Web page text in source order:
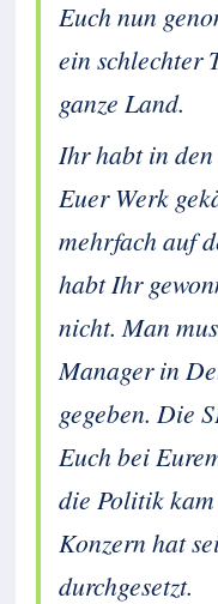
Euch nun
ein schlechter
ganze Land.
Ihr habt in den
Euer Werk
mehrfach auf
habt Ihr
nicht. Man
Manager in
gegeben. Die
Euch bei
die Politik
Konzern hat
durchgesetzt.